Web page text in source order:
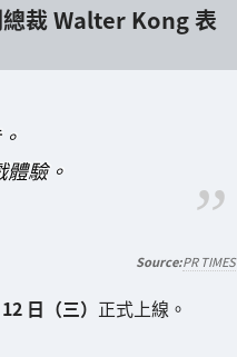
裁 Walter Kong 表
驗。
PR TIMES
日（三） 正式上線。